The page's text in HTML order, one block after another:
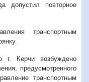
допустил повторное
транспортным
Керчи возбуждено
предусмотренного
транспортным